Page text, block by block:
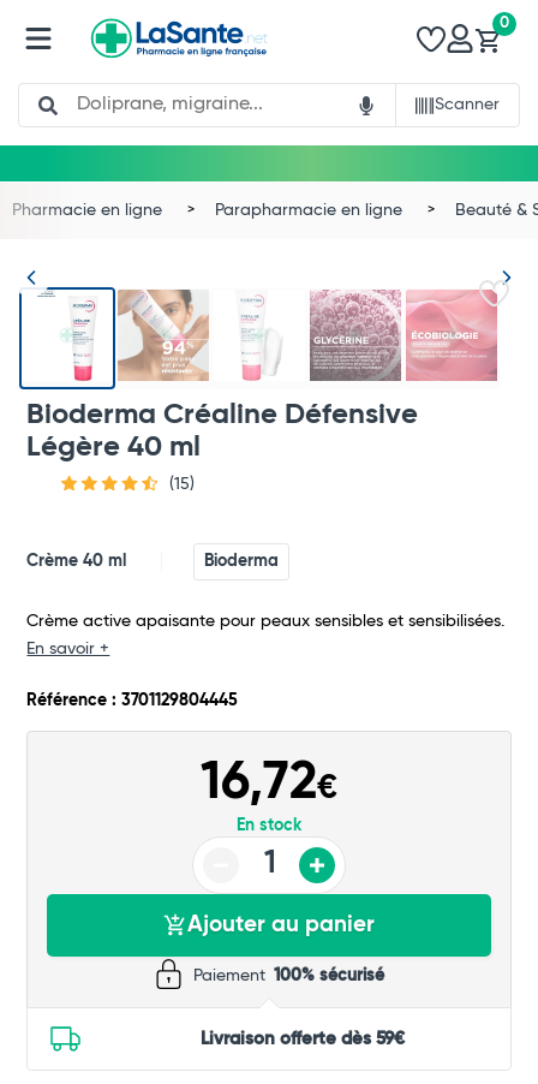
Search
Scanner
0
Commander
Pharmacie en ligne Parapharmacie en ligne Beauté &
Bioderma Créaline Défensive
Légère 40 ml
(15)
Crème 40 ml Bioderma
Crème active apaisante pour peaux sensibles et sensibilisées.
En savoir +
Référence : 3701129804445
16,72€
En stock
Ajouter au panier
Paiement 100% sécurisé
Livraison offerte dès 59€